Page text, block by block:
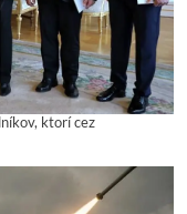
ktorí cez